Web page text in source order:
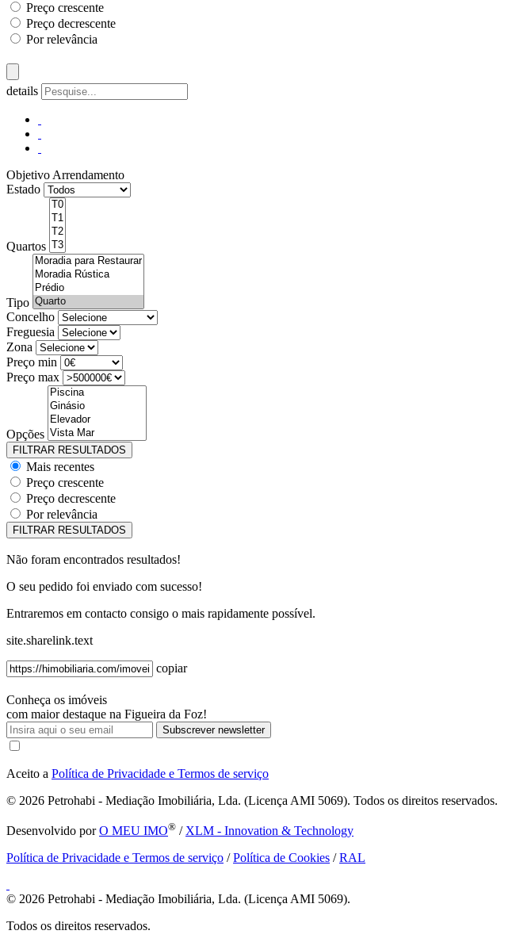
Preço crescente
Preço decrescente
Por relevância
details
Objetivo Arrendamento
Estado
Quartos
Tipo
Concelho
Freguesia
Zona
Preço min
Preço max
Opções
Mais recentes
Preço crescente
Preço decrescente
Por relevância
Não foram encontrados resultados!
O seu pedido foi enviado com sucesso!
Entraremos em contacto consigo o mais rapidamente possível.
site.sharelink.text
copiar
Conheça os imóveis
com maior destaque na Figueira da Foz!
Subscrever newsletter
Aceito a Política de Privacidade e Termos de serviço
© 2026 Petrohabi - Mediação Imobiliária, Lda. (Licença AMI 5069). Todos os direitos reservados.
Desenvolvido porO MEU IMO® / XLM - Innovation & Technology
Política de Privacidade e Termos de serviço /Política de Cookies /RAL
© 2026 Petrohabi - Mediação Imobiliária, Lda. (Licença AMI 5069).
Todos os direitos reservados.